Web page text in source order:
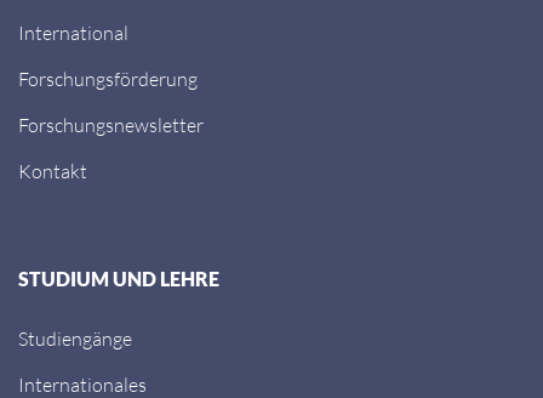
International
Forschungsförderung
Forschungsnewsletter
Kontakt
STUDIUM UND LEHRE
Studiengänge
Internationales